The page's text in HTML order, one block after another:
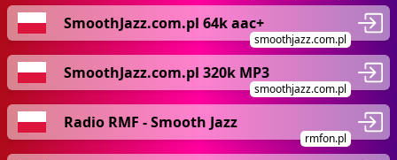
SmoothJazz.com.pl 64k aac+
smoothjazz.com.pl
SmoothJazz.com.pl 320k MP3
smoothjazz.com.pl
Radio RMF - Smooth Jazz
rmfon.pl